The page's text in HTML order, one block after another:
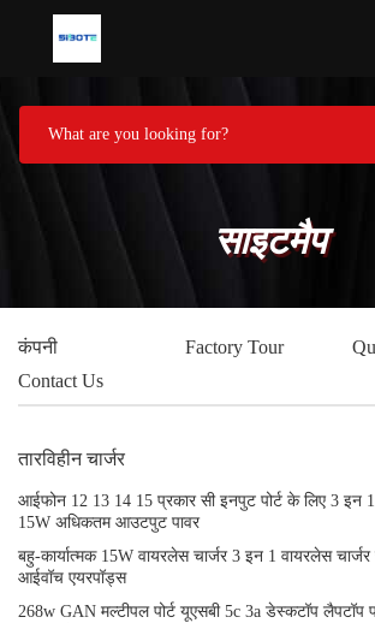
साइटमैप
कंपनी Factory Tour
Contact Us
तारविहीन चार्जर
आईफोन 12 13 14 15 प्रकार सी इनपुट पोर्ट के लिए 3 इन
15W अधिकतम आउटपुट पावर
बहु-कार्यात्मक 15W वायरलेस चार्जर 3 इन 1 वायरलेस
आईवॉच एयरपॉड्स
268w GAN मल्टीपल पोर्ट यूएसबी 5c 3a डेस्कटॉप लैपटॉप